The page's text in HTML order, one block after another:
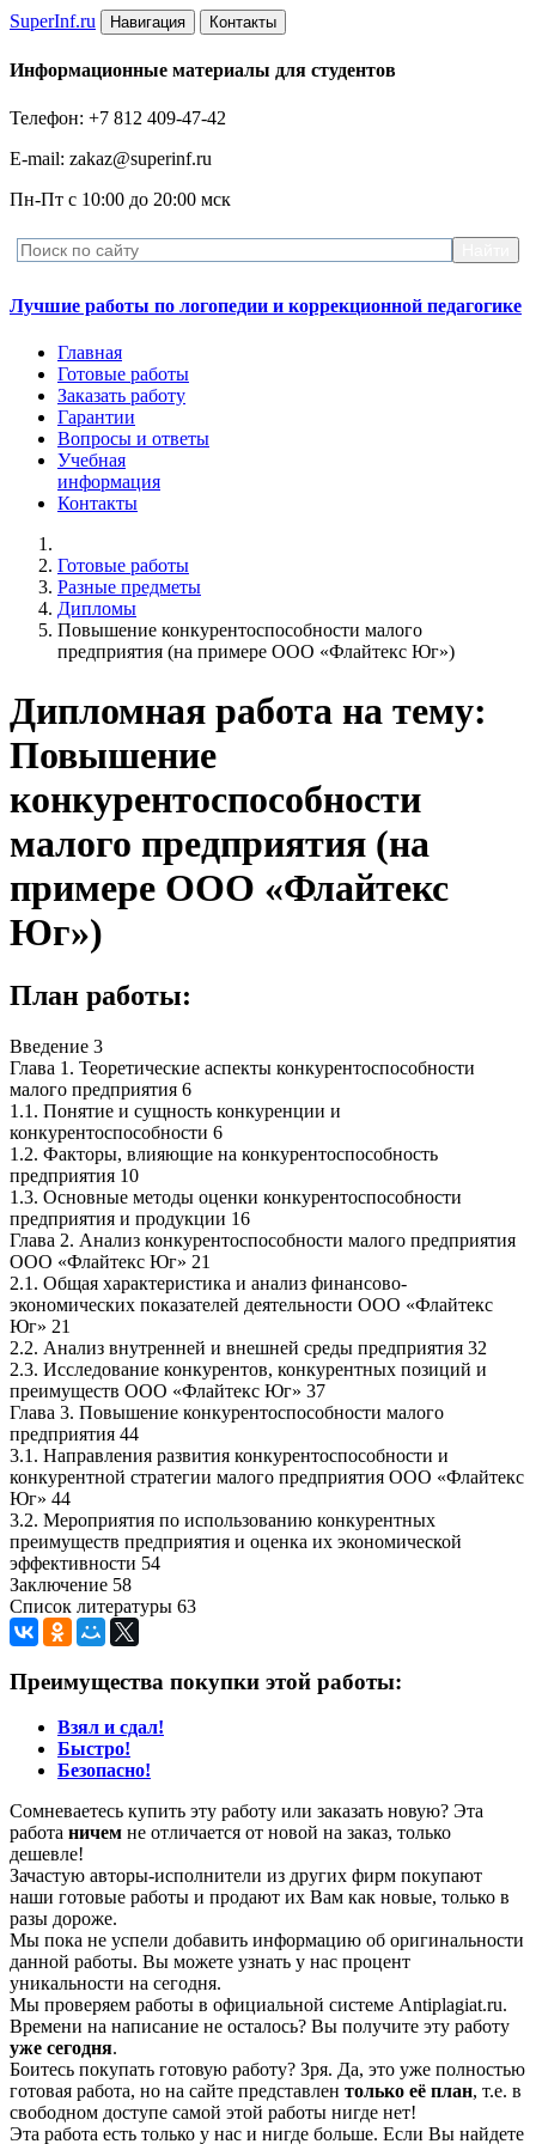
SuperInf.ru Навигация Контакты
Информационные материалы для студентов
Телефон: +7 812 409-47-42
E-mail: zakaz@superinf.ru
Пн-Пт с 10:00 до 20:00 мск
Лучшие работы по логопедии и коррекционной педагогике
Главная
Готовые работы
Заказать работу
Гарантии
Вопросы и ответы
Учебная
информация
Контакты
Готовые работы
Разные предметы
Дипломы
Повышение конкурентоспособности малого
предприятия (на примере ООО «Флайтекс Юг»)
Дипломная работа на тему:
Повышение
конкурентоспособности
малого предприятия (на
примере ООО «Флайтекс
Юг»)
План работы:
Введение 3
Глава 1. Теоретические аспекты конкурентоспособности
малого предприятия 6
1.1. Понятие и сущность конкуренции и
конкурентоспособности 6
1.2. Факторы, влияющие на конкурентоспособность
предприятия 10
1.3. Основные методы оценки конкурентоспособности
предприятия и продукции 16
Глава 2. Анализ конкурентоспособности малого предприятия
ООО «Флайтекс Юг» 21
2.1. Общая характеристика и анализ финансово-
экономических показателей деятельности ООО «Флайтекс
Юг» 21
2.2. Анализ внутренней и внешней среды предприятия 32
2.3. Исследование конкурентов, конкурентных позиций и
преимуществ ООО «Флайтекс Юг» 37
Глава 3. Повышение конкурентоспособности малого
предприятия 44
3.1. Направления развития конкурентоспособности и
конкурентной стратегии малого предприятия ООО «Флайтекс
Юг» 44
3.2. Мероприятия по использованию конкурентных
преимуществ предприятия и оценка их экономической
эффективности 54
Заключение 58
Список литературы 63
Преимущества покупки этой работы:
Взял и сдал!
Быстро!
Безопасно!
Сомневаетесь купить эту работу или заказать новую? Эта
работа ничем не отличается от новой на заказ, только
дешевле!
Зачастую авторы-исполнители из других фирм покупают
наши готовые работы и продают их Вам как новые, только в
разы дороже.
Мы пока не успели добавить информацию об оригинальности
данной работы. Вы можете узнать у нас процент
уникальности на сегодня.
Мы проверяем работы в официальной системе Аntiplagiat.ru.
Времени на написание не осталось? Вы получите эту работу
уже сегодня.
Боитесь покупать готовую работу? Зря. Да, это уже полностью
готовая работа, но на сайте представлен только её план, т.е. в
свободном доступе самой этой работы нигде нет!
Эта работа есть только у нас и нигде больше. Если Вы найдете